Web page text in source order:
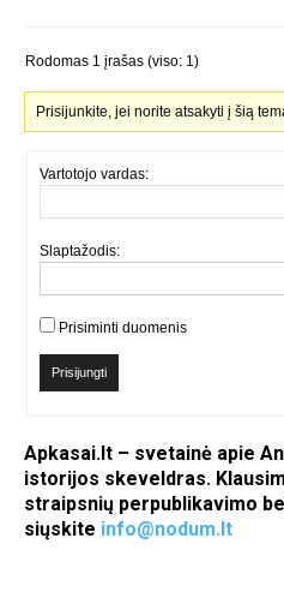
Rodomas 1 įrašas (viso: 1)
Prisijunkite, jei norite atsakyti į šią
Vartotojo vardas:
Slaptažodis:
Prisiminti duomenis
Prisijungti
Apkasai.lt – svetainė apie
istorijos skeveldras.
straipsnių perpublikavimo
siųskite info@nodum.lt